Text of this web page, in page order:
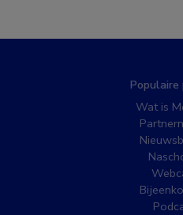
Populaire
Wat is